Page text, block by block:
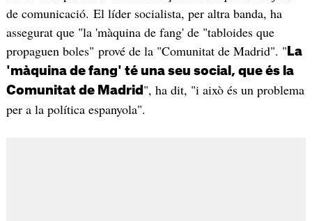
de comunicació. El líder socialista, per altra banda, ha
assegurat que "la 'màquina de fang' de "tabloides que
propaguen boles" prové de la "Comunitat de Madrid". " La
'màquina de fang' té una seu social, que és la
Comunitat de Madrid ", ha dit, "i això és un problema
per a la política espanyola".